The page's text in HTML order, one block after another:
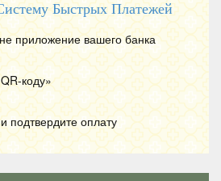
Быстрых Платежей
приложение вашего банка
QR-коду»
подтвердите оплату